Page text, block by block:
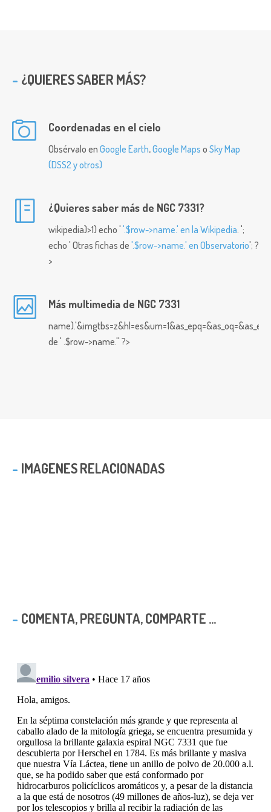
¿QUIERES SABER MÁS?
Coordenadas en el cielo
Obsérvalo en Google Earth,Google Maps o Sky Map
(DSS2 y otros)
¿Quieres saber más de NGC 7331?
wikipedia)>1) echo ' '.$row->name.' en la Wikipedia . ';
echo ' Otras fichas de '.$row->name.' en Observatorio'; ?
>
Más multimedia de NGC 7331
de ' .$row->name.'' ?>
IMAGENES RELACIONADAS
COMENTA, PREGUNTA, COMPARTE ...